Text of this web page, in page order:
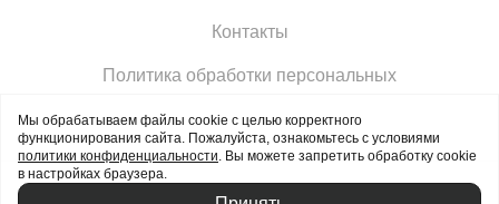
Контакты
Политика обработки персональных
Мы обрабатываем файлы cookie с целью корректного
функционирования сайта. Пожалуйста, ознакомьтесь с условиями
политики конфиденциальности. Вы можете запретить обработку cookie
в настройках браузера.